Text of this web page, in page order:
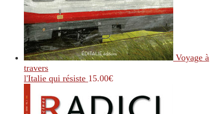
Voyage à
travers
l'Italie qui résiste 15.00€